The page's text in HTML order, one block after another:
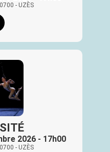
- UZÈS
2026 - 17h00
- UZÈS